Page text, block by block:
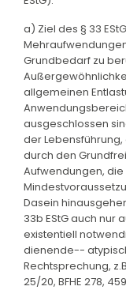
a) Ziel des § 33
Grundbedarf zu
allgemeinen
ausgeschlossen
der
durch den
Aufwendungen,
Dasein
33b EStG auch
existentiell
dienende--
Rechtsprechung,
25/20, BFHE 278,